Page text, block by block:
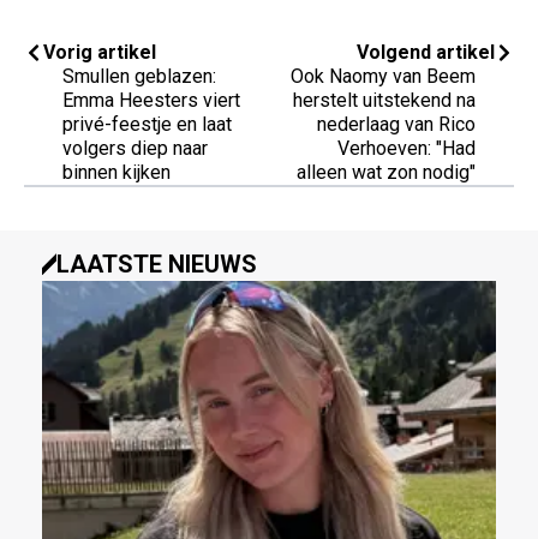
Vorig artikel
Smullen geblazen:
Emma Heesters viert
privé-feestje en laat
volgers diep naar
binnen kijken
Volgend artikel
Ook Naomy van Beem
herstelt uitstekend na
nederlaag van Rico
Verhoeven: "Had
alleen wat zon nodig"
LAATSTE NIEUWS